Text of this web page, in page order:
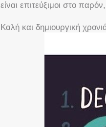
είναι επιτεύξιμοι στο
Καλή και δημιουργική